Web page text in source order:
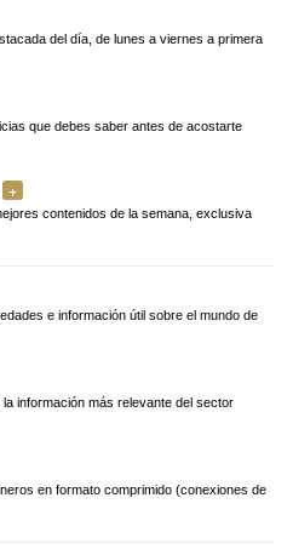
del día, de lunes a viernes a primera
que debes saber antes de acostarte
contenidos de la semana, exclusiva
e información útil sobre el mundo de
información más relevante del sector
en formato comprimido (conexiones de